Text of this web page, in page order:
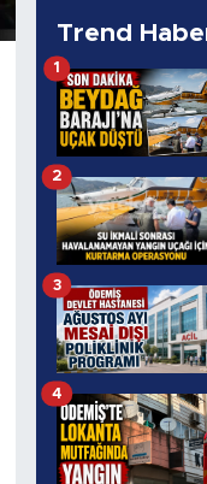
Trend
1
2
3
4